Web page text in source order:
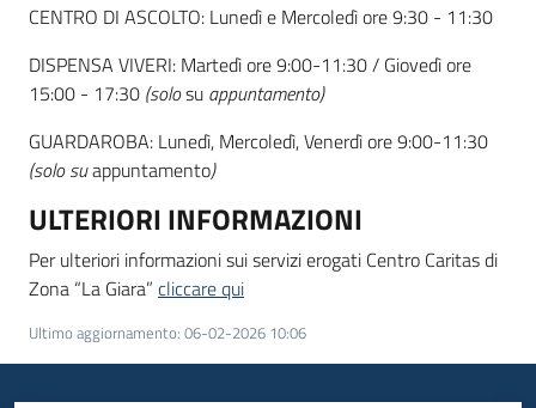
CENTRO DI ASCOLTO: Lunedì e Mercoledì ore 9:30 - 11:30
DISPENSA VIVERI: Martedì ore 9:00-11:30 / Giovedì ore
15:00 - 17:30 (solosu appuntamento)
GUARDAROBA: Lunedì, Mercoledì, Venerdì ore 9:00-11:30
(solosuappuntamento)
ULTERIORI INFORMAZIONI
Per ulteriori informazioni sui servizi erogati Centro Caritas di
Zona “La Giara” cliccare qui
Ultimo aggiornamento: 06-02-2026 10:06